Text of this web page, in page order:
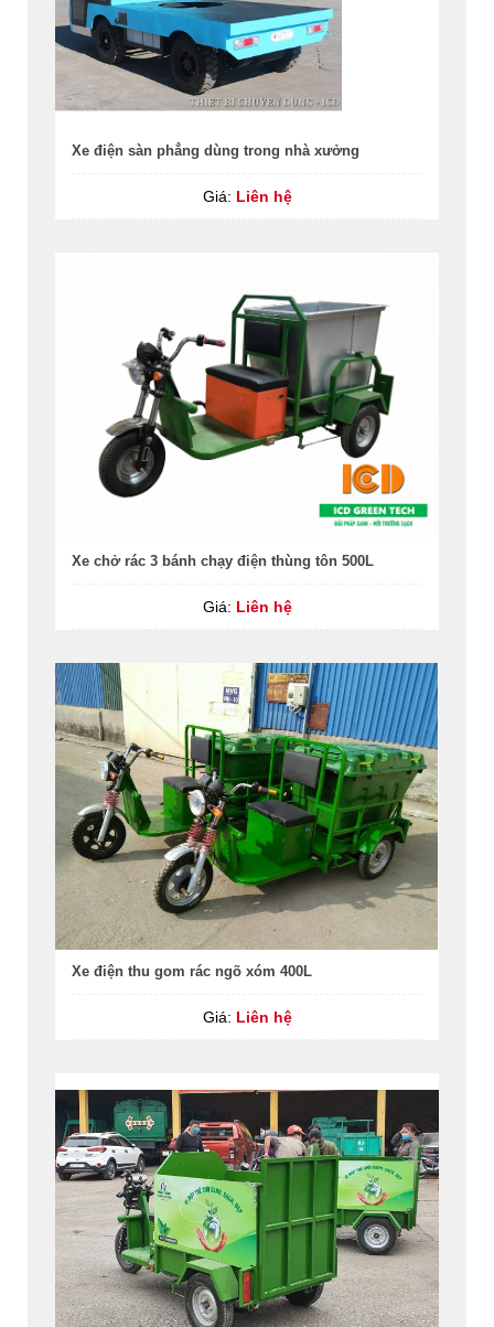
Xe điện sàn phẳng dùng trong nhà xưởng
Giá: Liên hệ
Xe chở rác 3 bánh chạy điện thùng tôn 500L
Giá: Liên hệ
Xe điện thu gom rác ngõ xóm 400L
Giá: Liên hệ